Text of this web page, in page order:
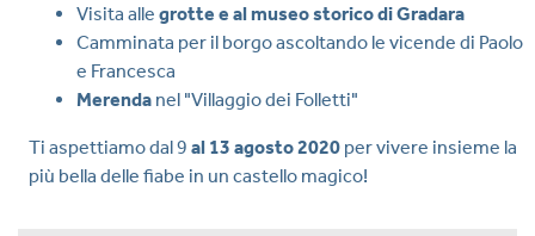
Visita alle grotte e al museo storico di Gradara
Camminata per il borgo ascoltando le vicende di Paolo
e Francesca
Merenda nel "Villaggio dei Folletti"
Ti aspettiamo dal 9 al 13 agosto 2020 per vivere insieme la
più bella delle fiabe in un castello magico!